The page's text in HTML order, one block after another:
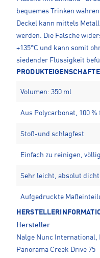
bequemes Trinken
Deckel kann mittels
werden. Die Falsche
+135°C und kann somit
siedender Flüssigkeit
Volumen: 350 ml
Aus Polycarbonat, 100
Stoß-und schlagfest
Einfach zu reinigen,
Sehr leicht, absolut
Aufgedruckte
Hersteller
Nalge Nunc International,
Panorama Creek Drive 75